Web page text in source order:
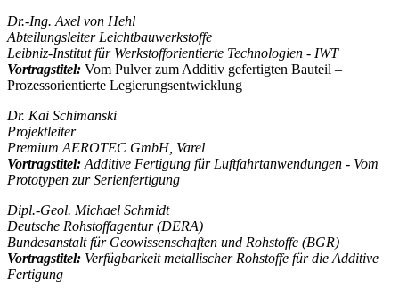
Dr.-Ing. Axel von Hehl
Abteilungsleiter Leichtbauwerkstoffe
Leibniz-Institut für Werkstofforientierte Technologien - IWT
Vortragstitel: Vom Pulver zum Additiv gefertigten Bauteil –
Prozessorientierte Legierungsentwicklung
Dr. Kai Schimanski
Projektleiter
Premium AEROTEC GmbH, Varel
Vortragstitel: Additive Fertigung für Luftfahrtanwendungen - Vom
Prototypen zur Serienfertigung
Dipl.-Geol. Michael Schmidt
Deutsche Rohstoffagentur (DERA)
Bundesanstalt für Geowissenschaften und Rohstoffe (BGR)
Vortragstitel: Verfügbarkeit metallischer Rohstoffe für die Additive
Fertigung